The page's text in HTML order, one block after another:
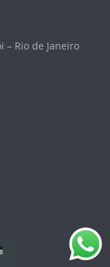
– Rio de Janeiro